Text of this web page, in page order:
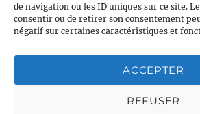
de navigation ou les ID uniques sur ce site.
consentir ou de retirer son consentement
négatif sur certaines caractéristiques et
ACCEPTER
REFUSER
Plan du site